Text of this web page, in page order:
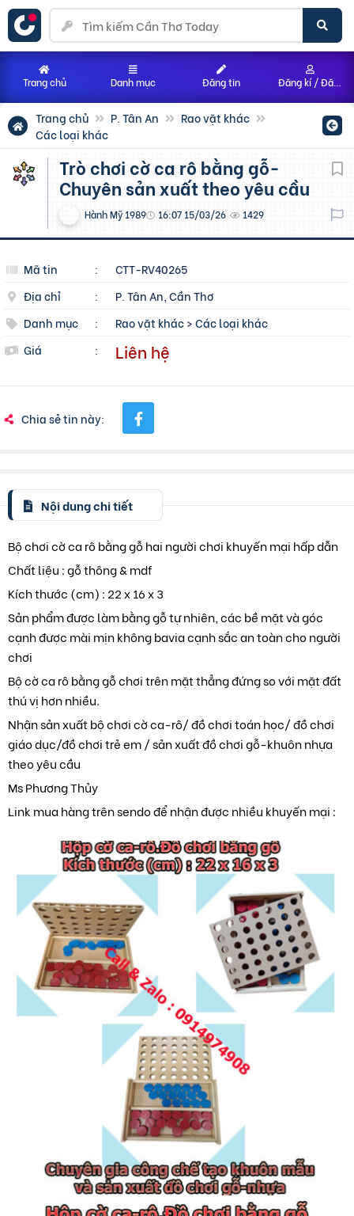
Trang chủ P. Tân An
Rao vặt khác
Các loại khác
Trò chơi cờ ca rô bằng gỗ-
Chuyên sản xuất theo yêu cầu
Hành Mỹ 1989 16:07 15/03/26 1429
Mã tin :
CTT-RV40265
Địa chỉ
:
P. Tân An, Cần Thơ
Danh mục
: Rao vặt khác>Các loại khác
Giá
: Liên hệ
Chia sẻ tin này:
Nội dung chi tiết
Bộ chơi cờ ca rô bằng gỗ hai người chơi khuyến mại hấp dẫn
Chất liệu : gỗ thông & mdf
Kích thước (cm) : 22 x 16 x 3
Sản phẩm được làm bằng gỗ tự nhiên, các bề mặt và góc
cạnh được mài mịn không bavia cạnh sắc an toàn cho người
chơi
Bộ cờ ca rô bằng gỗ chơi trên mặt thẳng đứng so với mặt đất
thú vị hơn nhiều.
Nhận sản xuất bộ chơi cờ ca-rô/ đồ chơi toán học/ đồ chơi
giáo dục/đồ chơi trẻ em / sản xuất đồ chơi gỗ-khuôn nhựa
theo yêu cầu
Ms Phương Thủy
Link mua hàng trên sendo để nhận được nhiều khuyến mại :
Trang chủ Danh mục Đăng tin